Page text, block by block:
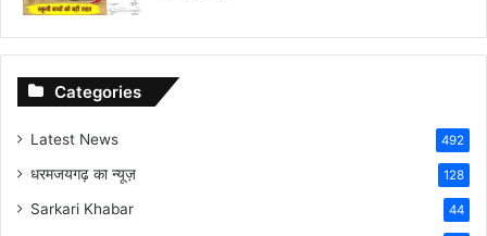
Categories
Latest News 492
धरमजयगढ़ का न्यूज़ 128
Sarkari Khabar 44